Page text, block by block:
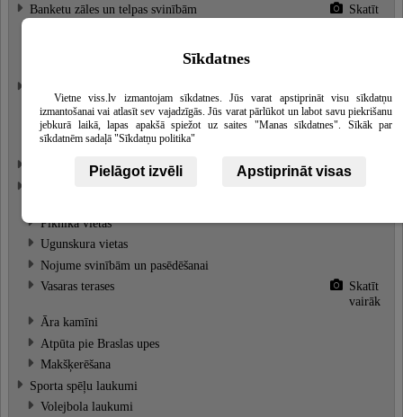
Banketu zāles un telpas svinībām
Skatīt
vairāk
Biljards
Ūdens pīpes
Bērnu rotaļu laukumi
Piknika vietas
Ugunskura vietas
Nojume svinībām un pasēdēšanai
Vasaras terases
Skatīt
vairāk
Āra kamīni
Atpūta pie Braslas upes
Makšķerēšana
Sporta spēļu laukumi
Volejbola laukumi
Sīkdatnes
Vietne viss.lv izmantojam sīkdatnes. Jūs varat apstiprināt visu sīkdatņu
izmantošanai vai atlasīt sev vajadzīgās. Jūs varat pārlūkot un labot savu piekrišanu
jebkurā laikā, lapas apakšā spiežot uz saites "Manas sīkdatnes". Sīkāk par
sīkdatnēm sadaļā "Sīkdatņu politika"
Pielāgot izvēli Apstiprināt visas